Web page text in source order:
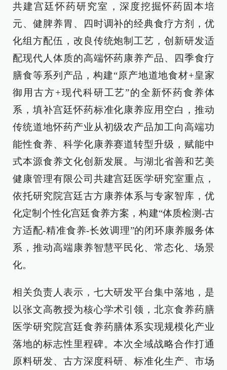
共建宫廷怀药研究室，深度挖掘怀药固本培
元、健脾养胃、四时调补的经典食疗方剂，优
化组方配伍，改良传统炮制工艺，创新研发适
配现代人体质的高端怀药康养产品、四季食疗
膳食等系列产品，构建“原产地道地食材+皇家
御用古方+现代科研工艺”的全新怀药食养体
系，填补宫廷怀药标准化康养应用空白，推动
传统道地怀药产业从初级农产品加工向高端功
能性食养、科学化康养赛道转型升级，赋能中
式本源食养文化创新发展。与湖北省善和艺美
健康管理有限公司共建宫廷医学研究室重点，
依托研究院宫廷古方康养体系与专家智库，优
化定制个性化宫廷食养方案，构建“体质检测-古
方适配-精准食养-长效调理”的闭环康养服务体
系，推动高端康养智慧平民化、常态化、场景
化。
相关负责人表示，七大研发平台集中落地，是
以张文高教授为核心学术引领，北京食养药膳
医学研究院宫廷食养药膳体系实现规模化产业
落地的标志性里程碑。本次全域战略合作打通
原料研发、古方深度科研、标准化生产、市场